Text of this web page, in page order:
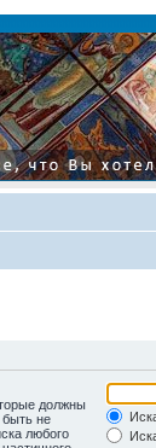
должны
быть не
любого